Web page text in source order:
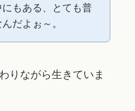
もある、とても普
だよぉ～。
りながら生きていま